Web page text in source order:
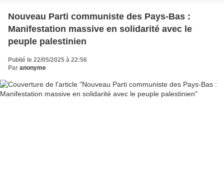
Nouveau Parti communiste des Pays-Bas :
Manifestation massive en solidarité avec le
peuple palestinien
Publié le 22/05/2025 à 22:56
Par anonyme